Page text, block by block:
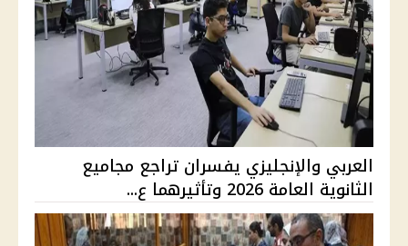
العربي والإنجليزي يفسران تراجع مجاميع
الثانوية العامة 2026 وتأثيرهما ع...